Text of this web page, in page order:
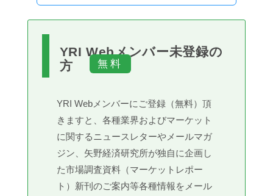
YRI Webメンバー未登録の
方
YRI Webメンバーにご登録（無料）頂
きますと、各種業界およびマーケット
に関するニュースレターやメールマガ
ジン、矢野経済研究所が独自に企画し
た市場調査資料（マーケットレポー
ト）新刊のご案内等各種情報をメール